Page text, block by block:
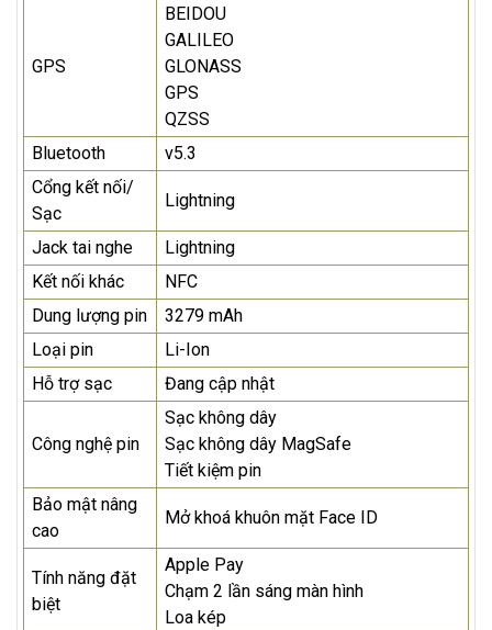
GPS
BEIDOU
GALILEO
GLONASS
GPS
QZSS
Bluetooth
v5.3
Cổng kết nối/
Sạc
Lightning
Jack tai nghe
Lightning
Kết nối khác
NFC
Dung lượng pin
3279 mAh
Loại pin
Li-Ion
Hỗ trợ sạc
Đang cập nhật
Công nghệ pin
Sạc không dây
Sạc không dây MagSafe
Tiết kiệm pin
Bảo mật nâng
cao
Mở khoá khuôn mặt Face ID
Tính năng đặt
biệt
Apple Pay
Chạm 2 lần sáng màn hình
Loa kép